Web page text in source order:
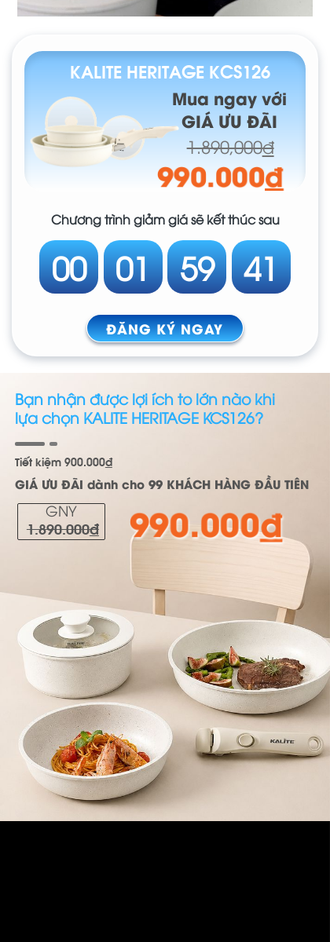
Chương trình giảm giá sẽ kết thúc sau
00 01 59 38
ĐĂNG KÝ NGAY
1.890,000đ
990.000đ
Mua ngay với
GIÁ ƯU ĐÃI
KALITE HERITAGE KCS126
Bạn nhận được lợi ích to lớn nào khi
lựa chọn KALITE HERITAGE KCS126?
Tiết kiệm 900.000đ
GIÁ ƯU ĐÃI dành cho 99 KHÁCH HÀNG ĐẦU TIÊN
990.000đ
1.890.000đ
GNY